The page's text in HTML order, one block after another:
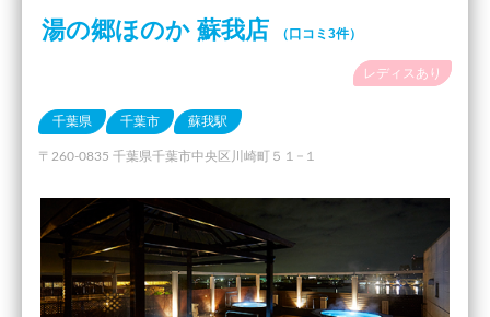
湯の郷ほのか 蘇我店 （口コミ3件）
レディスあり
千葉県 千葉市 蘇我駅
〒260-0835 千葉県千葉市中央区川崎町５１−１